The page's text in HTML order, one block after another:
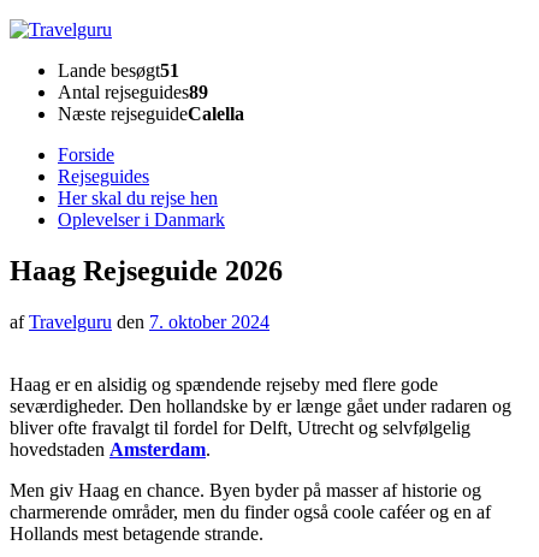
TravelguruLande besøgt51
Antal rejseguides89
Næste rejseguideCalella
Forside
Rejseguides
Her skal du rejse hen
Oplevelser i Danmark
Haag Rejseguide 2026
afTravelguru den 7. oktober 2024
Haag er en alsidig og spændende rejseby med flere gode
seværdigheder. Den hollandske by er længe gået under radaren og
bliver ofte fravalgt til fordel for Delft, Utrecht og selvfølgelig
hovedstaden Amsterdam.
Men giv Haag en chance. Byen byder på masser af historie og
charmerende områder, men du finder også coole caféer og en af
Hollands mest betagende strande.